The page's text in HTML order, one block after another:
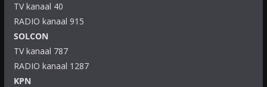
TV kanaal 40
RADIO kanaal 915
SOLCON
TV kanaal 787
RADIO kanaal 1287
KPN